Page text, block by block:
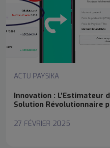
ACTU PAYSIKA
Innovation : L'Estimateur
Solution Révolutionnaire
27 FÉVRIER 2025